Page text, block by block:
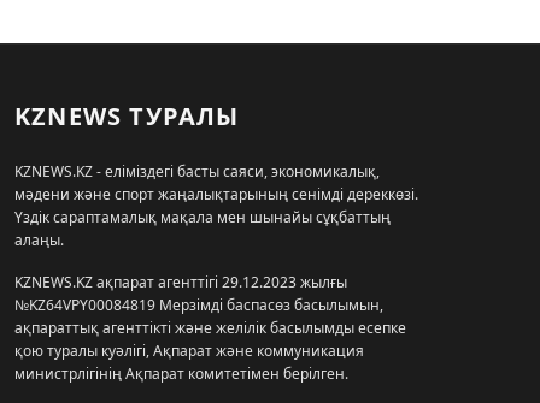
KZNEWS ТУРАЛЫ
KZNEWS.KZ - еліміздегі басты саяси, экономикалық,
мәдени және спорт жаңалықтарының сенімді дереккөзі.
Үздік сараптамалық мақала мен шынайы сұқбаттың
алаңы.
KZNEWS.KZ ақпарат агенттігі 29.12.2023 жылғы
№KZ64VPY00084819 Мерзімді баспасөз басылымын,
ақпараттық агенттікті және желілік басылымды есепке
қою туралы куәлігі, Ақпарат және коммуникация
министрлігінің Ақпарат комитетімен берілген.